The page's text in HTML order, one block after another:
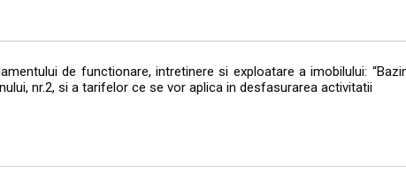
de functionare, intretinere si exploatare a imobilului:
nr.2, si a tarifelor ce se vor aplica in desfasurarea activitatii